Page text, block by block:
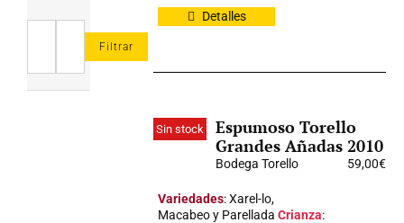
Detalles
Sin stock
Espumoso Torello
Grandes Añadas 2010
Bodega Torello 59,00€
Variedades: Xarel-lo,
Macabeo y Parellada Crianza:
mínimo
máximo
Filtrar